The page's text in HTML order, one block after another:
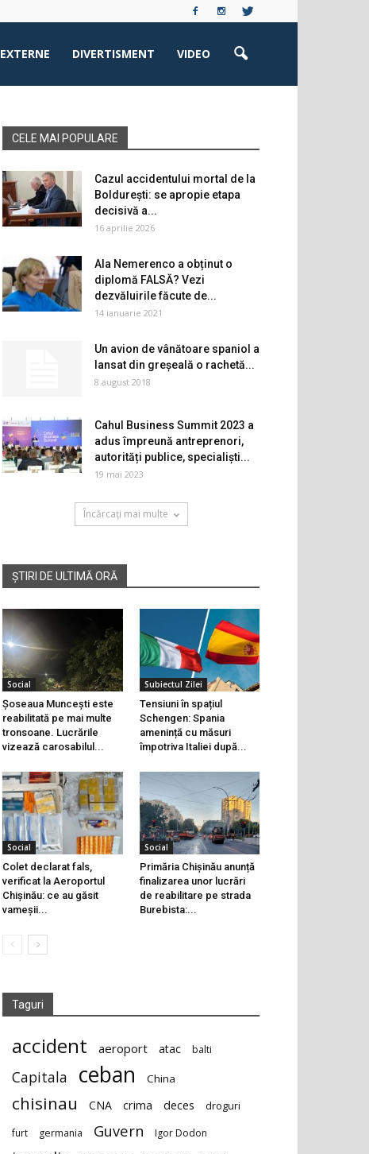
EXTERNE DIVERTISMENT VIDEO
CELE MAI POPULARE
Cazul accidentului mortal de la
Boldurești: se apropie etapa
decisivă a...
16 aprilie 2026
Ala Nemerenco a obținut o
diplomă FALSĂ? Vezi
dezvăluirile făcute de...
14 ianuarie 2021
Un avion de vânătoare spaniol a
lansat din greşeală o rachetă...
8 august 2018
Cahul Business Summit 2023 a
adus împreună antreprenori,
autorități publice, specialiști...
19 mai 2023
Încărcați mai multe
ȘTIRI DE ULTIMĂ ORĂ
Social
Șoseaua Muncești este
reabilitată pe mai multe
tronsoane. Lucrările
vizează carosabilul...
Subiectul Zilei
Tensiuni în spațiul
Schengen: Spania
amenință cu măsuri
împotriva Italiei după...
Social
Colet declarat fals,
verificat la Aeroportul
Chișinău: ce au găsit
vameșii...
Social
Primăria Chișinău anunță
finalizarea unor lucrări
de reabilitare pe strada
Burebista:...
Taguri
accident aeroport atac balti
Capitala ceban China
chisinau CNA crima deces droguri
furt germania Guvern Igor Dodon